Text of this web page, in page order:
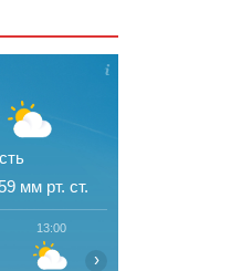
мм рт. ст.
13:00
›